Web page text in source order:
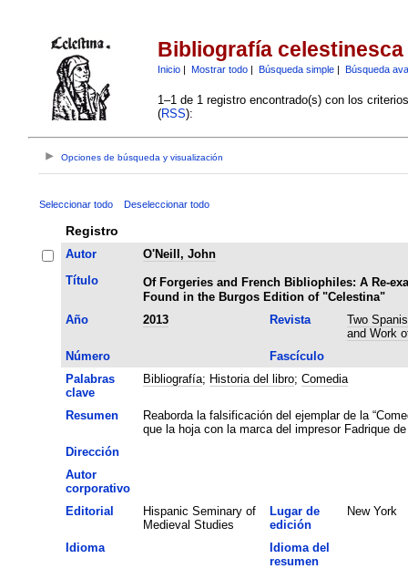
Bibliografía celestinesca
Inicio| Mostrar todo| Búsqueda simple| Búsqueda
1–1 de 1 registro encontrado(s) con los
(RSS):
Opciones de búsqueda y visualización
Seleccionar todo Deseleccionar todo
Registro
Autor
O'Neill, John
Título
Of Forgeries and French Bibliophiles: A Re-
Found in the Burgos Edition of "Celestina"
Año
2013 Revista
Two
and Work
Número
Fascículo
Palabras
clave
Bibliografía; Historia del libro; Comedia
Resumen
Reaborda la falsificación del ejemplar de la
que la hoja con la marca del impresor Fadrique
Dirección
Autor
corporativo
Editorial
Hispanic Seminary of
Medieval Studies
Lugar de
edición
New York
Idioma
Idioma del
resumen